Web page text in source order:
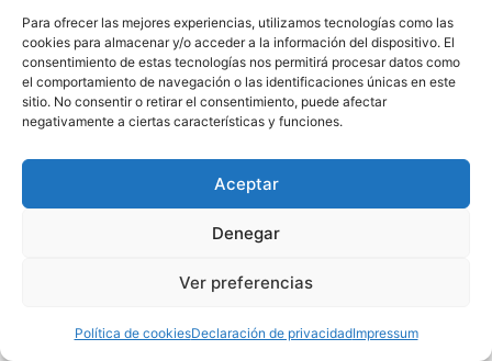
Para ofrecer las mejores experiencias, utilizamos tecnologías como las
cookies para almacenar y/o acceder a la información del dispositivo. El
consentimiento de estas tecnologías nos permitirá procesar datos como
el comportamiento de navegación o las identificaciones únicas en este
sitio. No consentir o retirar el consentimiento, puede afectar
negativamente a ciertas características y funciones.
Aceptar
Denegar
Ver preferencias
Política de cookiesDeclaración de privacidadImpressum